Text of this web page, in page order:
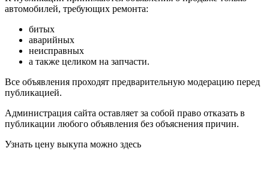
автомобилей, требующих ремонта:
битых
аварийных
неисправных
а также целиком на запчасти.
Все объявления проходят предварительную модерацию перед
публикацией.
Администрация сайта оставляет за собой право отказать в
публикации любого объявления без объяснения причин.
Узнать цену выкупа можно здесь